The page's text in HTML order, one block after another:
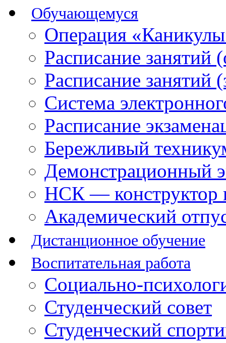
Обучающемуся
Операция
Расписание занятий
Расписание занятий
Система
Расписание
Бережливый
Демонстрационный
НСК — конструктор
Академический
Дистанционное обучение
Воспитательная работа
Социально-
Студенческий совет
Студенческий